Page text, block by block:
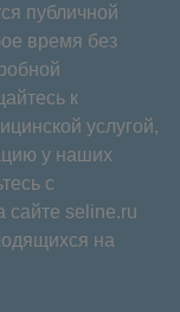
публичной
время без
к
услугой,
у наших
с
сайте seline.ru
на